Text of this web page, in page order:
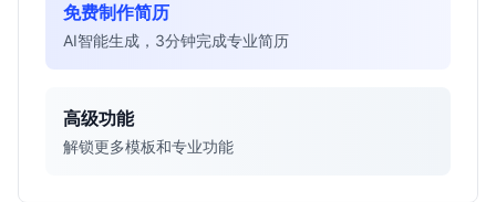
免费制作简历
AI智能生成，3分钟完成专业简历
高级功能
解锁更多模板和专业功能